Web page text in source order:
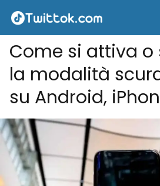
Come si attiva
la modalità
su Android,